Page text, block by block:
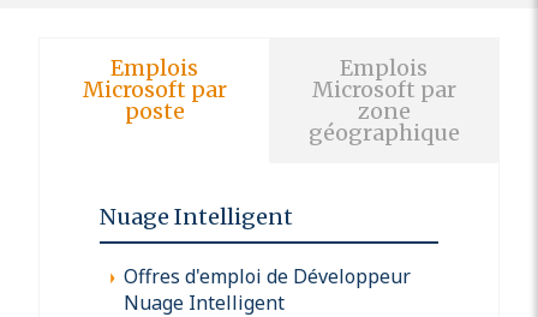
Emplois
Microsoft par
poste
Emplois
Microsoft par
zone
géographique
Nuage Intelligent
Offres d'emploi de Développeur
Nuage Intelligent